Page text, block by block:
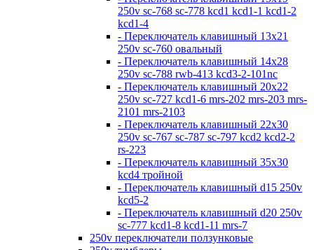
250v sc-768 sc-778 kcd1 kcd1-1 kcd1-2
kcd1-4
- Переключатель клавишный 13х21
250v sc-760 овальный
- Переключатель клавишный 14х28
250v sc-788 rwb-413 kcd3-2-101nc
- Переключатель клавишный 20х22
250v sc-727 kcd1-6 mrs-202 mrs-203 mrs-
2101 mrs-2103
- Переключатель клавишный 22х30
250v sc-767 sc-787 sc-797 kcd2 kcd2-2
rs-223
- Переключатель клавишный 35х30
kcd4 тройной
- Переключатель клавишный d15 250v
kcd5-2
- Переключатель клавишный d20 250v
sc-777 kcd1-8 kcd1-11 mrs-7
250v переключатели ползунковые